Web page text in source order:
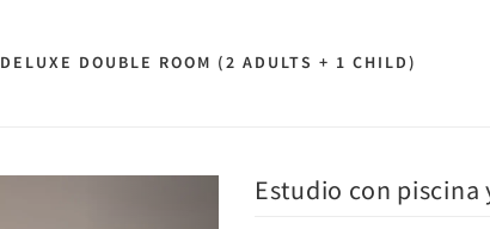
DELUXE DOUBLE ROOM (2 ADULTS + 1 CHILD)
Estudio con piscina